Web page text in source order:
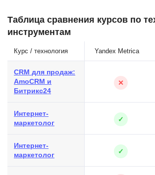
Таблица сравнения курсов по
инструментам
Курс / технология Yandex Metrica
CRM для продаж:
AmoCRM и
Битрикс24
✕
Интернет-
маркетолог
✓
Интернет-
маркетолог
✓